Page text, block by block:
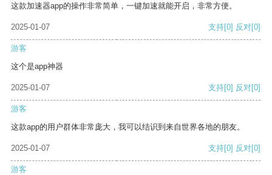
这款加速器app的操作非常简单，一键加速就能开启，非常方便。
2025-01-07 支持[0] 反对[0]
游客
这个是app神器
2025-01-07 支持[0] 反对[0]
游客
这款app的用户群体非常庞大，我可以结识到来自世界各地的朋友。
2025-01-07 支持[0] 反对[0]
游客